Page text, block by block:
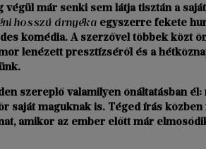
végül már senki sem látja tisztán a
hosszú árnyéka egyszerre fekete
komédia. A szerzővel többek közt
lenézett presztízséről és a
szereplő valamilyen önáltatásban
saját maguknak is. Téged írás
amikor az ember előtt már